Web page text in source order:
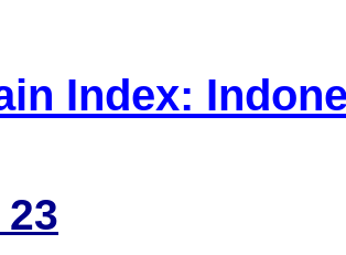
Index: